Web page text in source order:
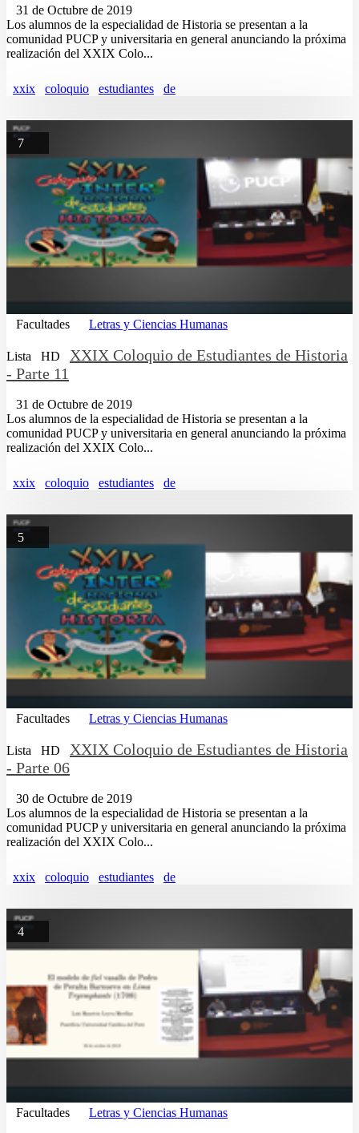
31 de Octubre de 2019
Los alumnos de la especialidad de Historia se presentan a la
comunidad PUCP y universitaria en general anunciando la próxima
realización del XXIX Colo...
xxix coloquio estudiantes de
7
Facultades Letras y Ciencias Humanas
Lista HD
XXIX Coloquio de Estudiantes de Historia
- Parte 11
31 de Octubre de 2019
Los alumnos de la especialidad de Historia se presentan a la
comunidad PUCP y universitaria en general anunciando la próxima
realización del XXIX Colo...
xxix coloquio estudiantes de
5
Facultades Letras y Ciencias Humanas
Lista HD
XXIX Coloquio de Estudiantes de Historia
- Parte 06
30 de Octubre de 2019
Los alumnos de la especialidad de Historia se presentan a la
comunidad PUCP y universitaria en general anunciando la próxima
realización del XXIX Colo...
xxix coloquio estudiantes de
4
Facultades Letras y Ciencias Humanas